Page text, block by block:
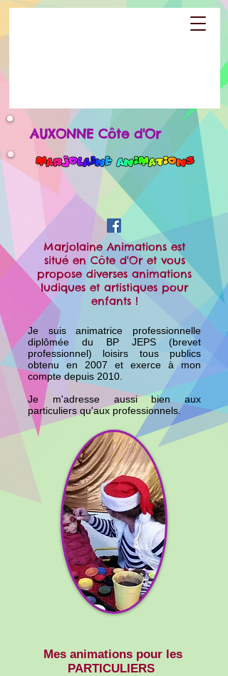
AUXONNE Côte d'Or
Marjolaine Animations est
situé en Côte d'Or et vous
propose diverses animations
ludiques et artistiques pour
enfants !
Je suis animatrice professionnelle
diplômée du BP JEPS (brevet
professionnel) loisirs tous publics
obtenu en 2007 et exerce à mon
compte depuis 2010.
Je m'adresse aussi bien aux
particuliers qu'aux professionnels.
Mes animations pour les
PARTICULIERS